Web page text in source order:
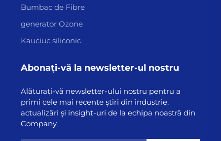
Bumbac de Fibre
generator Ozone
Kauciuc siliconic
Abonați-vă la newsletter-ul nostru
Alăturați-vă newsletter-ului nostru pentru a
primi cele mai recente știri din industrie,
actualizări și insight-uri de la echipa noastră din
Company.